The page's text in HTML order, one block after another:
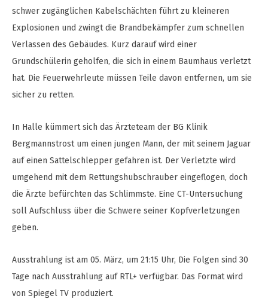
schwer zugänglichen Kabelschächten führt zu kleineren
Explosionen und zwingt die Brandbekämpfer zum schnellen
Verlassen des Gebäudes. Kurz darauf wird einer
Grundschülerin geholfen, die sich in einem Baumhaus verletzt
hat. Die Feuerwehrleute müssen Teile davon entfernen, um sie
sicher zu retten.
In Halle kümmert sich das Ärzteteam der BG Klinik
Bergmannstrost um einen jungen Mann, der mit seinem Jaguar
auf einen Sattelschlepper gefahren ist. Der Verletzte wird
umgehend mit dem Rettungshubschrauber eingeflogen, doch
die Ärzte befürchten das Schlimmste. Eine CT-Untersuchung
soll Aufschluss über die Schwere seiner Kopfverletzungen
geben.
Ausstrahlung ist am 05. März, um 21:15 Uhr, Die Folgen sind 30
Tage nach Ausstrahlung auf RTL+ verfügbar. Das Format wird
von Spiegel TV produziert.